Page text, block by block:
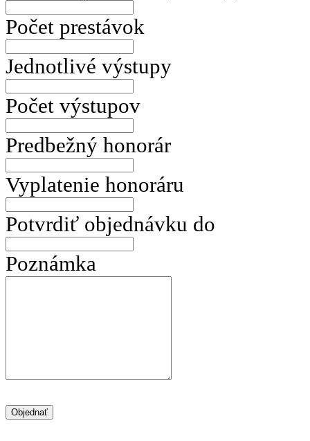
Počet prestávok
Jednotlivé výstupy
Počet výstupov
Predbežný honorár
Vyplatenie honoráru
Potvrdiť objednávku do
Poznámka